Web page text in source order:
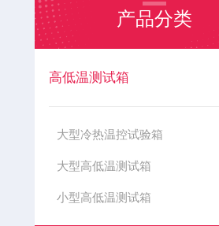
产品分类
高低温测试箱
大型冷热温控试验箱
大型高低温测试箱
小型高低温测试箱